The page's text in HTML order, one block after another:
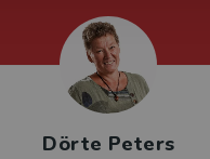
Dörte Peters